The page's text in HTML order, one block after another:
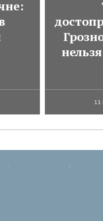
11